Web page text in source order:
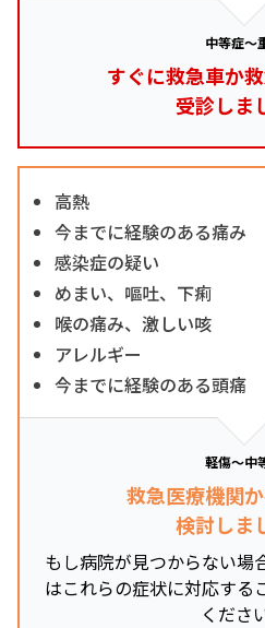
中等症～
すぐに救急車か
受診しま
高熱
今までに経験のある痛み
感染症の疑い
めまい、嘔吐、下痢
喉の痛み、激しい咳
アレルギー
今までに経験のある頭痛
軽傷～中
救急医療機関
検討しま
もし病院が見つからない場
はこれらの症状に対応する
くださ